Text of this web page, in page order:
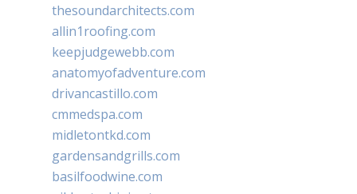
thesoundarchitects.com
allin1roofing.com
keepjudgewebb.com
anatomyofadventure.com
drivancastillo.com
cmmedspa.com
midletontkd.com
gardensandgrills.com
basilfoodwine.com